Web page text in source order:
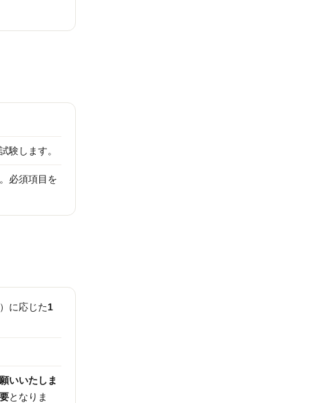
験します。
必須項目を
に応じた1
いいたしま
となりま